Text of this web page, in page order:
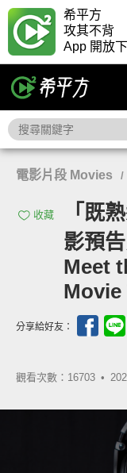
希平方
攻其不背
App 開放
電影片段 Movies /
收藏
「既
影預
Meet
分享給好友：
觀看次數：16703 •